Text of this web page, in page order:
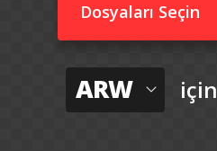
Dosyaları Seçin
ARW için